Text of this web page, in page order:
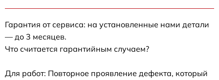
Гарантия от сервиса: на установленные нами детали
— до 3 месяцев.
Что считается гарантийным случаем?
Для работ: Повторное проявление дефекта, который